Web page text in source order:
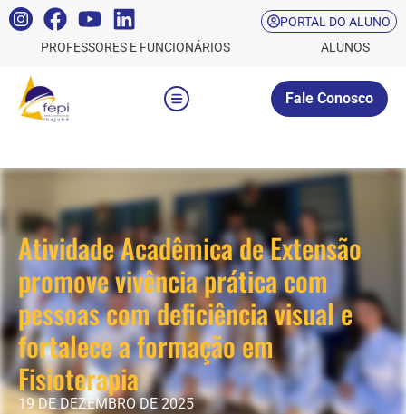
PORTAL DO ALUNO
PROFESSORES E FUNCIONÁRIOS
ALUNOS
Fale Conosco
Atividade Acadêmica de Extensão
promove vivência prática com
pessoas com deficiência visual e
fortalece a formação em
Fisioterapia
19 DE DEZEMBRO DE 2025